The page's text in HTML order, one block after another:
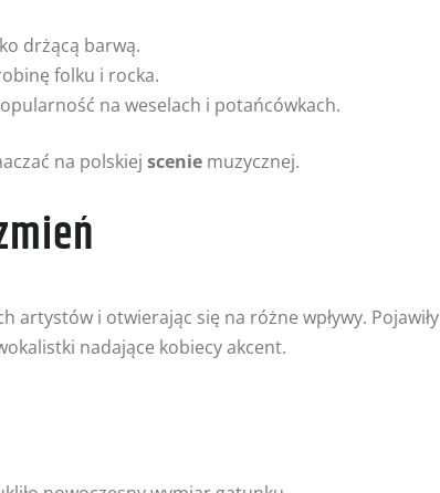
drżącą barwą.
folku i rocka.
na weselach i potańcówkach.
na polskiej scenie muzycznej.
artystów i otwierając się na różne wpływy. Pojawiły
nadające kobiecy akcent.